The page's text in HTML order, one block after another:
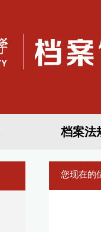
档案法
您现在的